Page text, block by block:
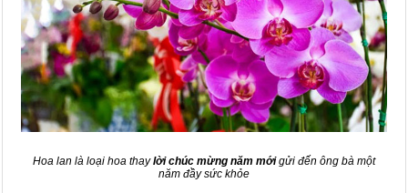
Hoa lan là loại hoa thaylời chúc mừng năm mớigửi đến ông bà một
năm đầy sức khỏe